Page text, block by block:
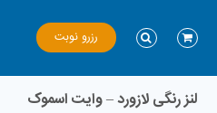
رزرو نوبت
لنز رنگی لازورد – وایت اسموک